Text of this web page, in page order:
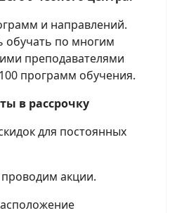
и направлений.
по многим
преподавателями
программ обучения.
в рассрочку
для постоянных
акции.